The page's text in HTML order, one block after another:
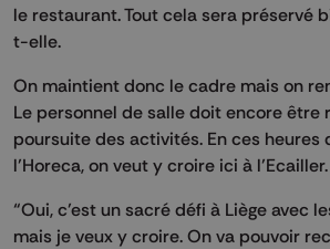
le restaurant. Tout cela sera préservé
t-elle.
On maintient donc le cadre mais on
Le personnel de salle doit encore être
poursuite des activités. En ces heures
l’Horeca, on veut y croire ici à l’Ecailler.
“Oui, c’est un sacré défi à Liège avec
mais je veux y croire. On va pouvoir